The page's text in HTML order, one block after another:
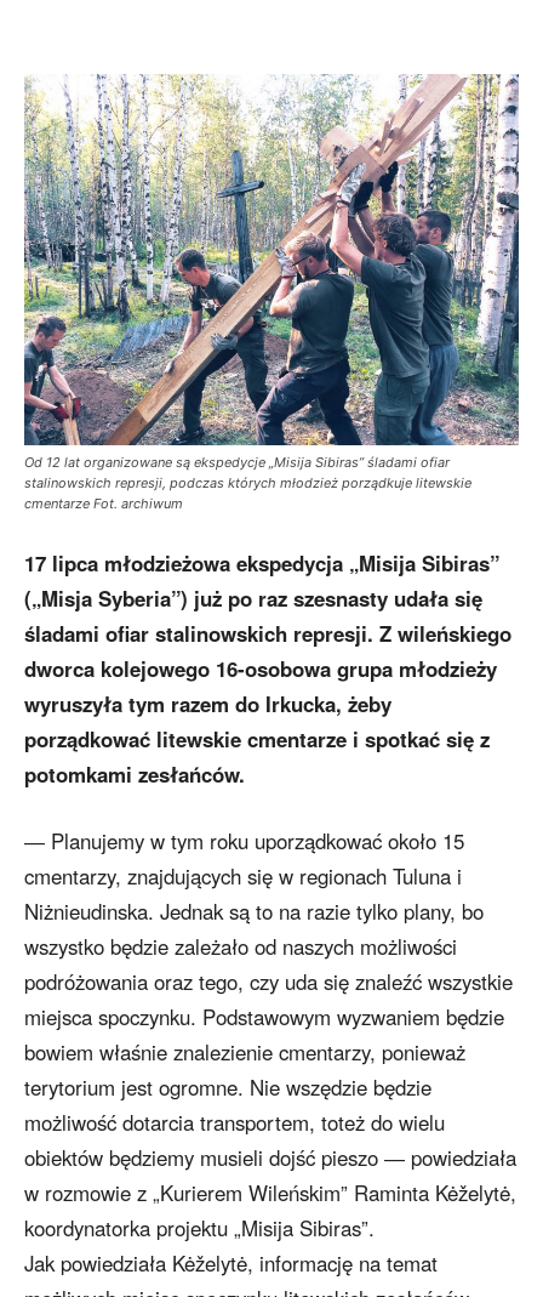
Od 12 lat organizowane są ekspedycje „Misija Sibiras” śladami ofiar
stalinowskich represji, podczas których młodzież porządkuje litewskie
cmentarze Fot. archiwum
17 lipca młodzieżowa ekspedycja „Misija Sibiras”
(„Misja Syberia”) już po raz szesnasty udała się
śladami ofiar stalinowskich represji. Z wileńskiego
dworca kolejowego 16-osobowa grupa młodzieży
wyruszyła tym razem do Irkucka, żeby
porządkować litewskie cmentarze i spotkać się z
potomkami zesłańców.
― Planujemy w tym roku uporządkować około 15
cmentarzy, znajdujących się w regionach Tuluna i
Niżnieudinska. Jednak są to na razie tylko plany, bo
wszystko będzie zależało od naszych możliwości
podróżowania oraz tego, czy uda się znaleźć wszystkie
miejsca spoczynku. Podstawowym wyzwaniem będzie
bowiem właśnie znalezienie cmentarzy, ponieważ
terytorium jest ogromne. Nie wszędzie będzie
możliwość dotarcia transportem, toteż do wielu
obiektów będziemy musieli dojść pieszo ― powiedziała
w rozmowie z „Kurierem Wileńskim” Raminta Kėželytė,
koordynatorka projektu „Misija Sibiras”.
Jak powiedziała Kėželytė, informację na temat